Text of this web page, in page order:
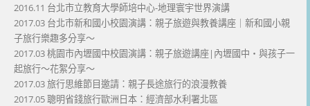
2016.11 台北市立教育大學師培中心-地理寰宇世界演講
2017.03 台北市新和國小校園演講：親子旅遊與教養講座｜新和國小親
子旅行樂趣多分享～
2017.03 桃園市內壢國中校園演講：親子旅遊講座|內壢國中・與孩子一
起旅行～花絮分享～
2017.03 旅行思維節目邀請：親子長途旅行的浪漫教養
2017.05 聰明省錢旅行歐洲日本：經濟部水利署北區